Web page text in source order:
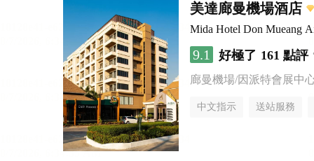
美達廊曼機場酒店
Mida Hotel Don Mueang
9.1 好極了 161 點評
廊曼機場/因派特會展中
中文指示 送站服務